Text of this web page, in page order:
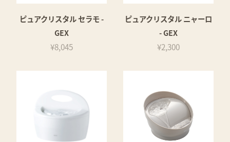
ピュアクリスタル セラモ -
GEX
¥8,045
ピュアクリスタル ニャーロ
- GEX
¥2,300